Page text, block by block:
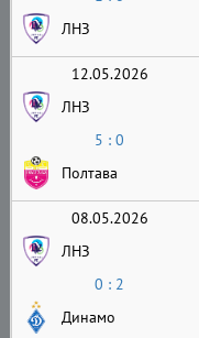
ЛНЗ
12.05.2026
ЛНЗ
5 : 0
Полтава
08.05.2026
ЛНЗ
0 : 2
Динамо